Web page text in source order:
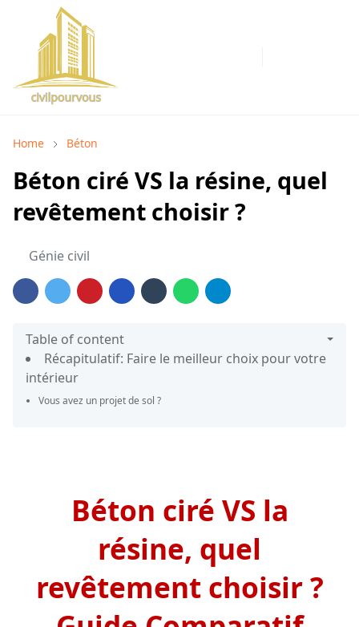
Home Béton
Béton ciré VS la résine, quel
revêtement choisir ?
Génie civil
Table of content
Récapitulatif: Faire le meilleur choix pour votre
intérieur
Vous avez un projet de sol ?
Béton ciré VS la
résine, quel
revêtement choisir ?